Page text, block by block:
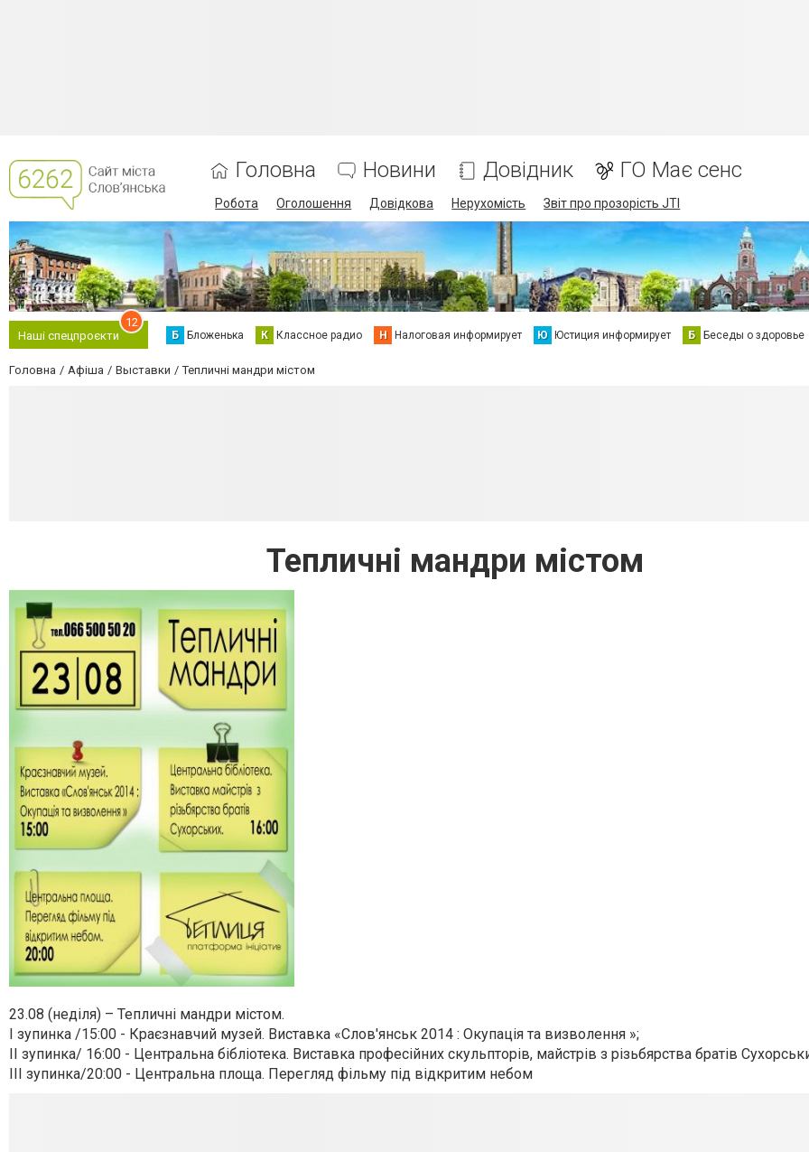
Головна Новини Довідник ГО Має сенс
Робота Оголошення Довідкова Нерухомість Звіт про прозорість JTI
Наші спецпроєкти
12
Б Бложенька К Классное радио Н Налоговая информирует Ю Юстиция информирует Б Беседы о здоровье
Головна Афіша Выставки Тепличні мандри містом
Тепличні мандри містом
23.08 (неділя) – Тепличні мандри містом.
I зупинка /15:00 - Краєзнавчий музей. Виставка «Слов'янськ 2014 : Окупація та визволення »;
II зупинка/ 16:00 - Центральна бібліотека. Виставка професійних скульпторів, майстрів з різьбярства братів
III зупинка/20:00 - Центральна площа. Перегляд фільму під відкритим небом